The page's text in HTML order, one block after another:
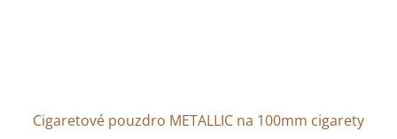
Cigaretové pouzdro METALLIC na 100mm cigarety